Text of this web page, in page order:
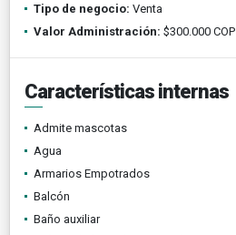
Tipo de negocio: Venta
Valor Administración: $300.000 COP
Características internas
Admite mascotas
Agua
Armarios Empotrados
Balcón
Baño auxiliar